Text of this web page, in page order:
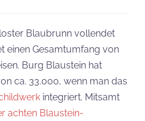
Blaubrunn vollendet
einen Gesamtumfang von
Burg Blaustein hat
ca. 33.000, wenn man das
integriert. Mitsamt
achten Blaustein-